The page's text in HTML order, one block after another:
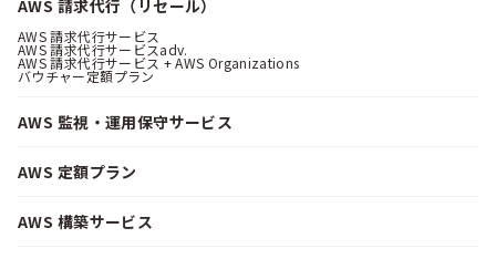
AWS 請求代行（リセール）
AWS 請求代行サービス
AWS 請求代行サービスadv.
AWS 請求代行サービス + AWS Organizations
バウチャー定額プラン
AWS 監視・運用保守サービス
AWS 定額プラン
AWS 構築サービス